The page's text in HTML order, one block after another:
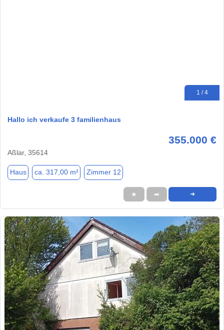
1 / 4
Hallo ich verkaufe 3 familienhaus
355.000 €
Aßlar, 35614
Haus ca. 317,00 m² Zimmer 12
★ ➦ ➜